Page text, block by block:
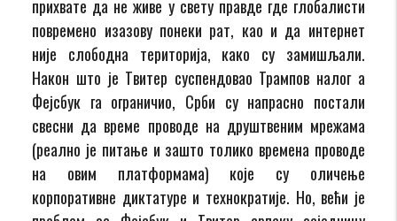
прихвате да не живе у свету правде где глобалисти
повремено изазову понеки рат, као и да интернет
није слободна територија, како су замишљали.
Након што је Твитер суспендовао Трампов налог а
Фејсбук га ограничио, Срби су напрасно постали
свесни да време проводе на друштвеним мрежама
(реално је питање и зашто толико времена проводе
на овим платформама) које су оличење
корпоративне диктатуре и технократије. Но, већи је